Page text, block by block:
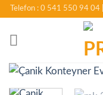
İçeriğeTelefon : 0 541 550 94 04